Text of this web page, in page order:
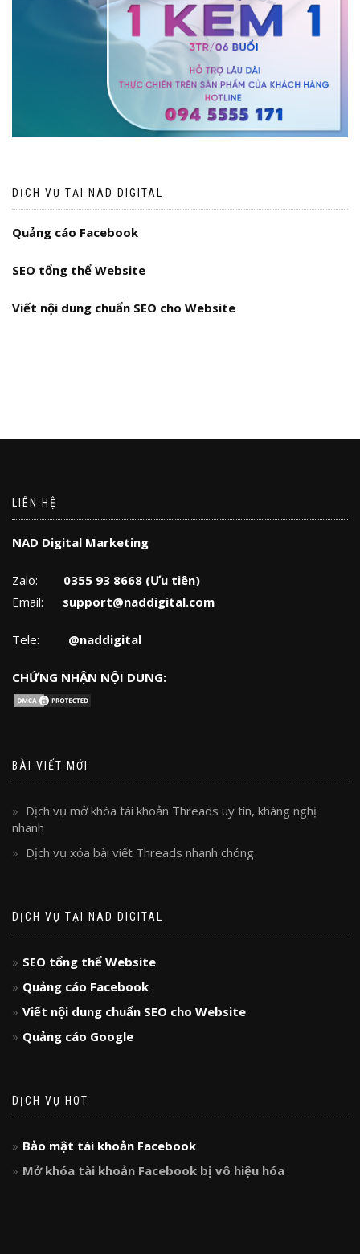
DỊCH VỤ TẠI NAD DIGITAL
Quảng cáo Facebook
SEO tổng thể Website
Viết nội dung chuẩn SEO cho Website
LIÊN HỆ
NAD Digital Marketing
Zalo: 0355 93 8668 (Ưu tiên)
Email: support@naddigital.com
Tele: @naddigital
CHỨNG NHẬN NỘI DUNG:
BÀI VIẾT MỚI
Dịch vụ mở khóa tài khoản Threads uy tín, kháng nghị
nhanh
Dịch vụ xóa bài viết Threads nhanh chóng
DỊCH VỤ TẠI NAD DIGITAL
SEO tổng thể Website
Quảng cáo Facebook
Viết nội dung chuẩn SEO cho Website
Quảng cáo Google
DỊCH VỤ HOT
Bảo mật tài khoản Facebook
Mở khóa tài khoản Facebook bị vô hiệu hóa